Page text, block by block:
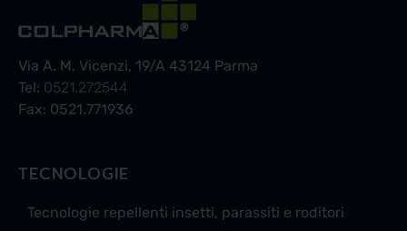
Via A. M. Vicenzi, 19/A 43124 Parma
Tel: 0521.272544
Fax: 0521.771936
TECNOLOGIE
Tecnologie repellenti insetti, parassiti e roditori